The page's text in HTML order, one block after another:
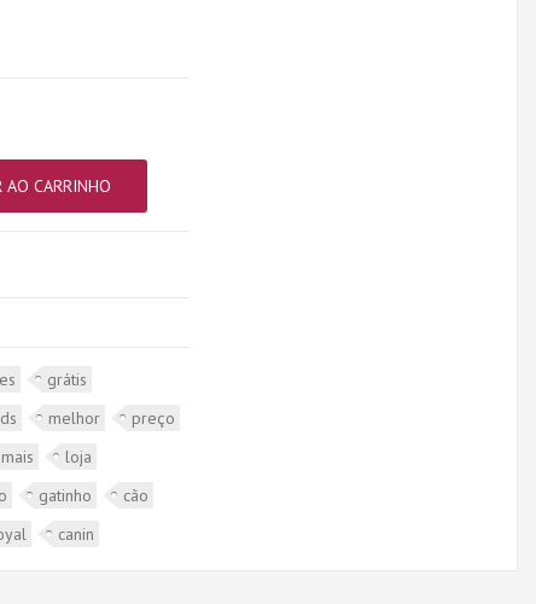
AO CARRINHO
grátis
melhor
preço
loja
gatinho
cão
canin